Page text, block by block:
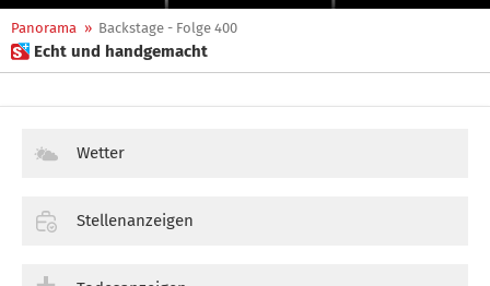
Panorama » Backstage - Folge 400
 Echt und handgemacht
Wetter
Stellenanzeigen